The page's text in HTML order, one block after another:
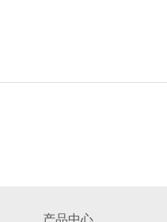
产品中心